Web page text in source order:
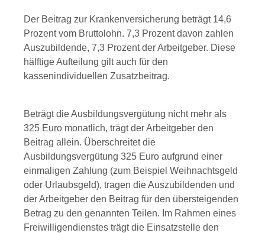
Der Beitrag zur Krankenversicherung beträgt 14,6
Prozent vom Bruttolohn. 7,3 Prozent davon zahlen
Auszubildende, 7,3 Prozent der Arbeitgeber. Diese
hälftige Aufteilung gilt auch für den
kassenindividuellen Zusatzbeitrag.
Beträgt die Ausbildungsvergütung nicht mehr als
325 Euro monatlich, trägt der Arbeitgeber den
Beitrag allein. Überschreitet die
Ausbildungsvergütung 325 Euro aufgrund einer
einmaligen Zahlung (zum Beispiel Weihnachtsgeld
oder Urlaubsgeld), tragen die Auszubildenden und
der Arbeitgeber den Beitrag für den übersteigenden
Betrag zu den genannten Teilen. Im Rahmen eines
Freiwilligendienstes trägt die Einsatzstelle den